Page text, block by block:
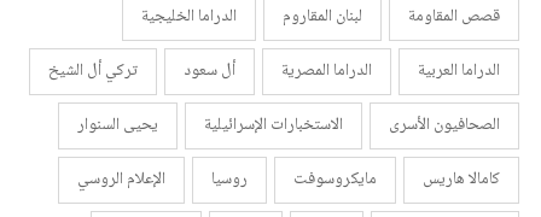
قصص المقاومة
لبنان المقاروم
الدراما الخليجية
الدراما العربية
الدراما المصرية أل سعود
تركي أل الشيخ
الصحافيون الأسرى
الاستخبارات الإسرائيلية
يحيى السنوار
كامالا هاريس
مايكروسوفت روسيا
الإعلام الروسي